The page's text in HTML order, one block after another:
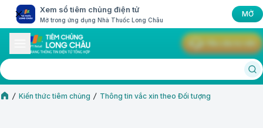
Xem sổ tiêm chủng điện tử
Mở trong ứng dụng Nhà Thuốc Long Châu
MỞ
Kiến thức tiêm chủng Thông tin vắc xin theo Đối tượng